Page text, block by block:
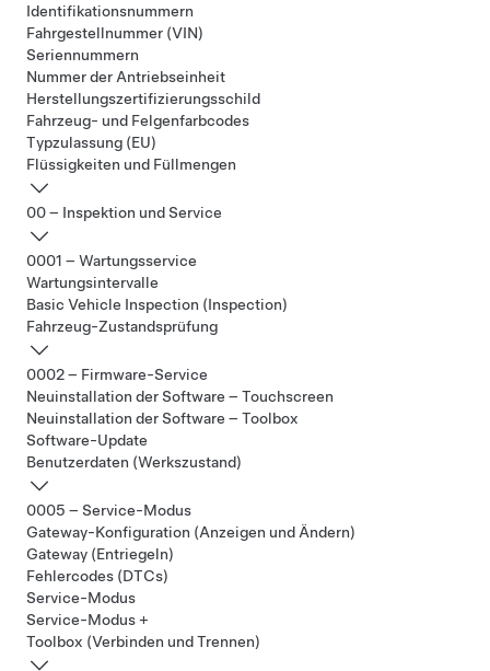
Identifikationsnummern
Fahrgestellnummer (VIN)
Seriennummern
Nummer der Antriebseinheit
Herstellungszertifizierungsschild
Fahrzeug- und Felgenfarbcodes
Typzulassung (EU)
Flüssigkeiten und Füllmengen
00 – Inspektion und Service
0001 – Wartungsservice
Wartungsintervalle
Basic Vehicle Inspection (Inspection)
Fahrzeug-Zustandsprüfung
0002 – Firmware-Service
Neuinstallation der Software – Touchscreen
Neuinstallation der Software – Toolbox
Software-Update
Benutzerdaten (Werkszustand)
0005 – Service-Modus
Gateway-Konfiguration (Anzeigen und Ändern)
Gateway (Entriegeln)
Fehlercodes (DTCs)
Service-Modus
Service-Modus +
Toolbox (Verbinden und Trennen)